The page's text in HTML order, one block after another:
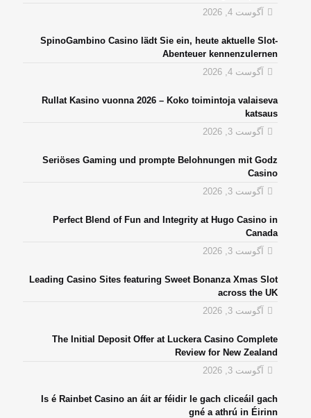
آگوست 4, 2026
SpinoGambino Casino lädt Sie ein, heute aktuelle Slot-
Abenteuer kennenzulernen
آگوست 4, 2026
Rullat Kasino vuonna 2026 – Koko toimintoja valaiseva
katsaus
آگوست 3, 2026
Seriöses Gaming und prompte Belohnungen mit Godz
Casino
آگوست 3, 2026
Perfect Blend of Fun and Integrity at Hugo Casino in
Canada
آگوست 3, 2026
Leading Casino Sites featuring Sweet Bonanza Xmas Slot
across the UK
آگوست 3, 2026
The Initial Deposit Offer at Luckera Casino Complete
Review for New Zealand
آگوست 3, 2026
Is é Rainbet Casino an áit ar féidir le gach cliceáil gach
gné a athrú in Éirinn